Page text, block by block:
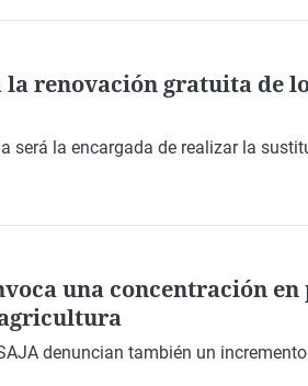
renovación gratuita de
será la encargada de realizar la
una concentración
denuncian también un